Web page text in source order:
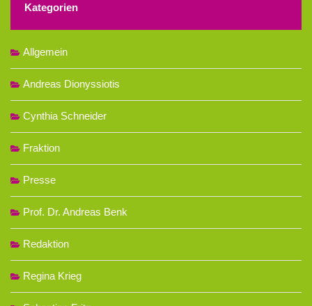
Kategorien
Allgemein
Andreas Dionyssiotis
Cynthia Schneider
Fraktion
Presse
Prof. Dr. Andreas Benk
Redaktion
Regina Krieg